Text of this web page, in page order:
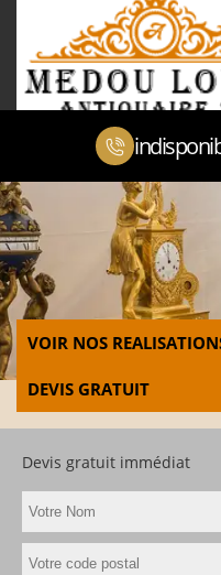
VOIR NOS
DEVIS GRATUIT
Devis gratuit immédiat